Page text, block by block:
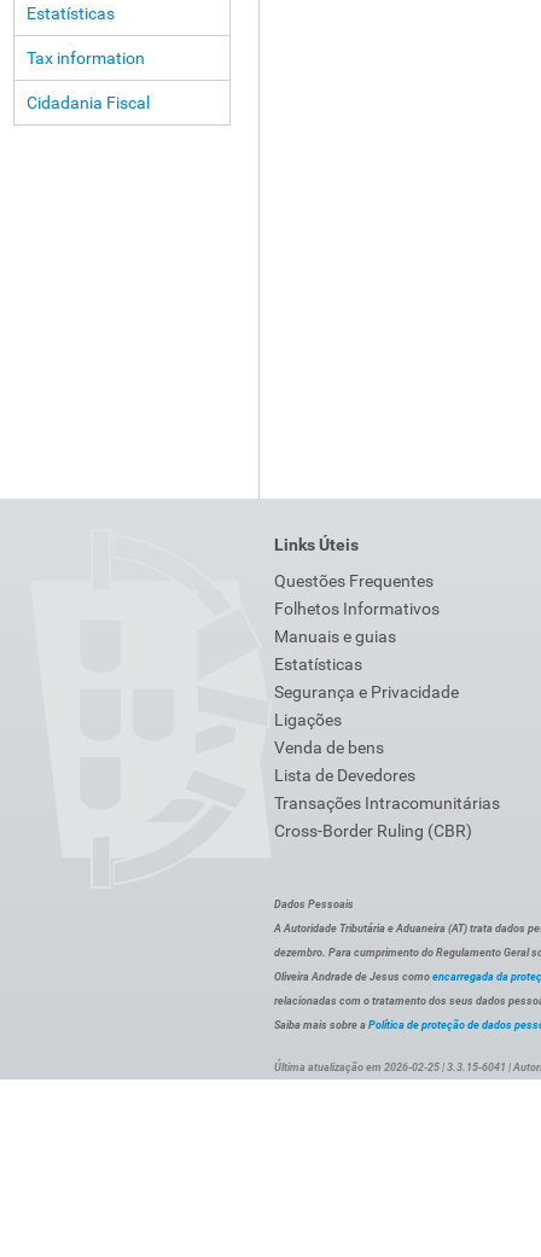
Estatísticas
Tax information
Cidadania Fiscal
Links Úteis
Questões Frequentes
Folhetos Informativos
Manuais e guias
Estatísticas
Segurança e Privacidade
Ligações
Venda de bens
Lista de Devedores
Transações Intracomunitárias
Cross-Border Ruling (CBR)
Dados Pessoais
A Autoridade Tributária e Aduaneira (AT) trata dados
dezembro. Para cumprimento do Regulamento Geral
Oliveira Andrade de Jesus como encarregada da
relacionadas com o tratamento dos seus dados
Saiba mais sobre a Política de proteção de dados
Última atualização em 2026-02-25 | 3.3.15-6041 |